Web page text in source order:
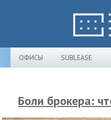
ОФИСЫ SUBLEASE
Боли брокера: